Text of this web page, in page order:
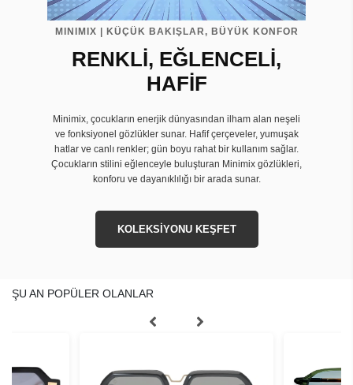
MINIMIX | KÜÇÜK BAKIŞLAR, BÜYÜK KONFOR
RENKLİ, EĞLENCELİ,
HAFİF
Minimix, çocukların enerjik dünyasından ilham alan neşeli
ve fonksiyonel gözlükler sunar. Hafif çerçeveler, yumuşak
hatlar ve canlı renkler; gün boyu rahat bir kullanım sağlar.
Çocukların stilini eğlenceyle buluşturan Minimix gözlükleri,
konforu ve dayanıklılığı bir arada sunar.
KOLEKSİYONU KEŞFET
ŞU AN POPÜLER OLANLAR